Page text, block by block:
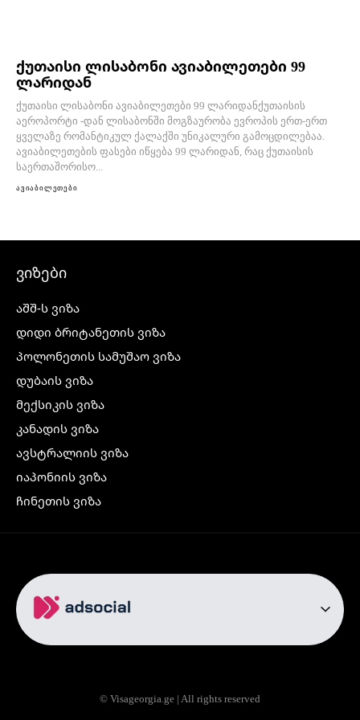
ქუთაისი ლისაბონი ავიაბილეთები 99
ლარიდან
ქუთაისი ლისაბონი ავიაბილეთები 99 ლარიდანქუთაისის
აეროპორტი -დან ლისაბონში მოგზაურობა ევროპის ერთ-ერთ
ყველაზე რომანტიკულ ქალაქში უნიკალური გამოცდილებაა.
ავიაბილეთების ფასები იწყება 99 ლარიდან, რაც ქუთაისის
საერთაშორისო...
ავიაბილეთები
ვიზები
აშშ-ს ვიზა
დიდი ბრიტანეთის ვიზა
პოლონეთის სამუშაო ვიზა
დუბაის ვიზა
მექსიკის ვიზა
კანადის ვიზა
ავსტრალიის ვიზა
იაპონიის ვიზა
ჩინეთის ვიზა
ჩრდილოეთ ირლანდიის ვიზა
რუსეთის ვიზა
ავიაბილეთები
თბილისი ბაქო
© Visageorgia.ge | All rights reserved